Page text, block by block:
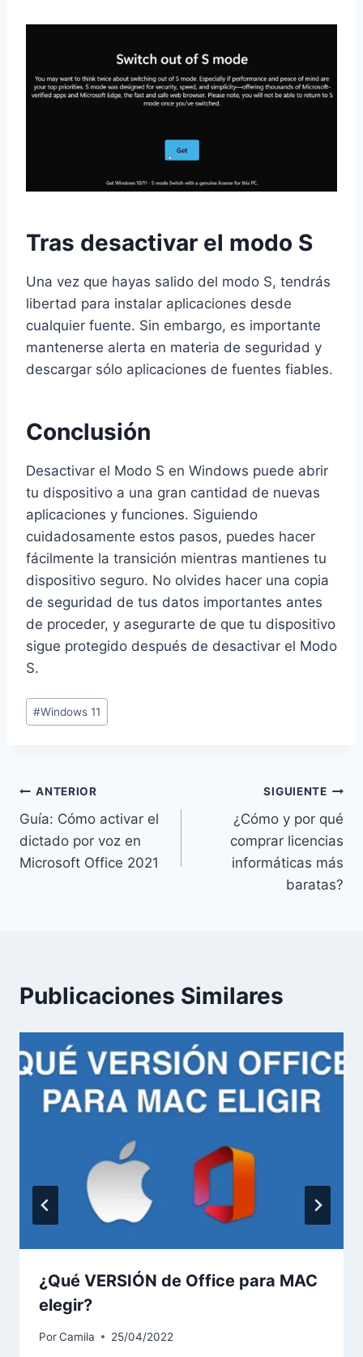
Tras desactivar el modo S
Una vez que hayas salido del modo S, tendrás
libertad para instalar aplicaciones desde
cualquier fuente. Sin embargo, es importante
mantenerse alerta en materia de seguridad y
descargar sólo aplicaciones de fuentes fiables.
Conclusión
Desactivar el Modo S en Windows puede abrir
tu dispositivo a una gran cantidad de nuevas
aplicaciones y funciones. Siguiendo
cuidadosamente estos pasos, puedes hacer
fácilmente la transición mientras mantienes tu
dispositivo seguro. No olvides hacer una copia
de seguridad de tus datos importantes antes
de proceder, y asegurarte de que tu dispositivo
sigue protegido después de desactivar el Modo
S.
Etiquetas
de
#Windows 11
Navegación
de
entradas
ANTERIOR
Guía: Cómo activar el
dictado por voz en
Microsoft Office 2021
SIGUIENTE
¿Cómo y por qué
comprar licencias
informáticas más
baratas?
Publicaciones Similares
¿Qué VERSIÓN de Office para MAC
elegir?
PorCamila 25/04/2022